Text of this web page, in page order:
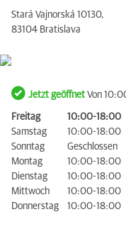
Stará Vajnorská 10130,
83104 Bratislava
Jetzt geöffnet Von
Freitag
10:00-18:00
Samstag
10:00-18:00
Sonntag
Geschlossen
Montag
10:00-18:00
Dienstag
10:00-18:00
Mittwoch
10:00-18:00
Donnerstag
10:00-18:00